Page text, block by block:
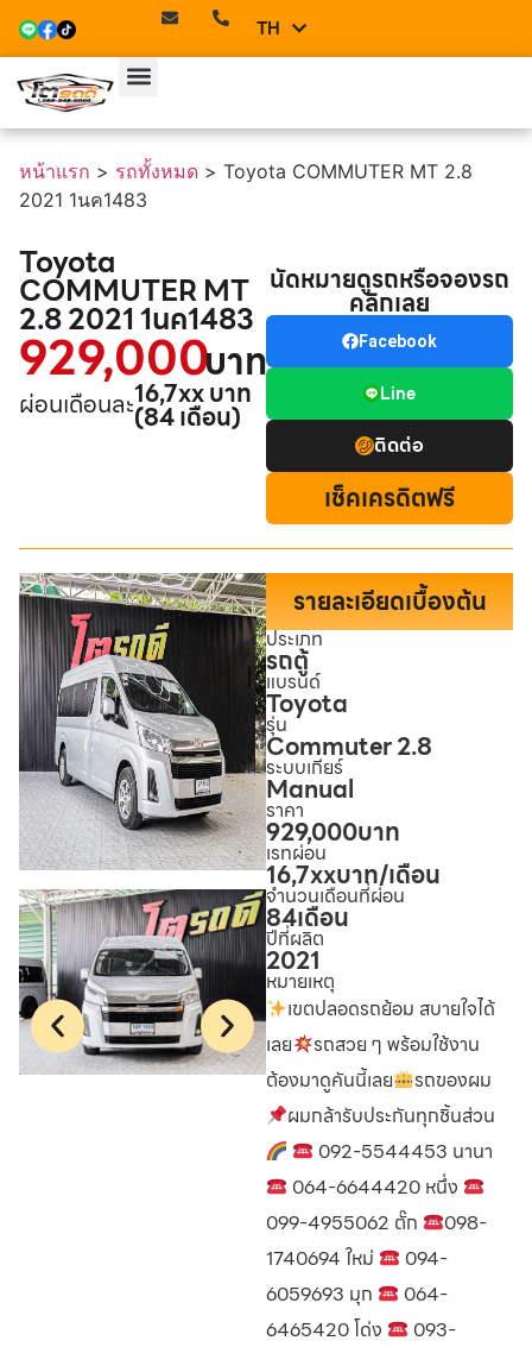
TH
EN
หน้าแรก > รถทั้งหมด > Toyota COMMUTER MT 2.8
2021 1นค1483
Toyota
COMMUTER MT
2.8 2021 1นค1483
929,000บาท
ผ่อนเดือนละ16,7xx บาท
(84 เดือน)
นัดหมายดูรถหรือจองรถ
คลิกเลย
Facebook
Line
ติดต่อ
เช็คเครดิตฟรี
รายละเอียดเบื้องต้น
ประเภท
รถตู้
แบรนด์
Toyota
รุ่น
Commuter 2.8
ระบบเกียร์
Manual
ราคา
929,000บาท
เรทผ่อน
16,7xxบาท/เดือน
จำนวนเดือนที่ผ่อน
84เดือน
ปีที่ผลิต
2021
หมายเหตุ
เขตปลอดรถย้อม สบายใจได้
เลย
รถสวย ๆ พร้อมใช้งาน
ต้องมาดูคันนี้เลย
รถของผม
ผมกล้ารับประกันทุกชิ้นส่วน
092-5544453 นานา
064-6644420 หนึ่ง
099-4955062 ตั๊ก
098-
1740694 ใหม่
094-
6059693 มุก
064-
6465420 โด่ง
093-